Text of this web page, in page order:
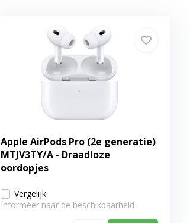
Apple AirPods Pro (2e generatie)
MTJV3TY/A - Draadloze
oordopjes
Vergelijk
Informeer naar de beschikbaarheid